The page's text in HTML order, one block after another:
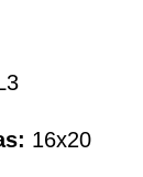
16x20